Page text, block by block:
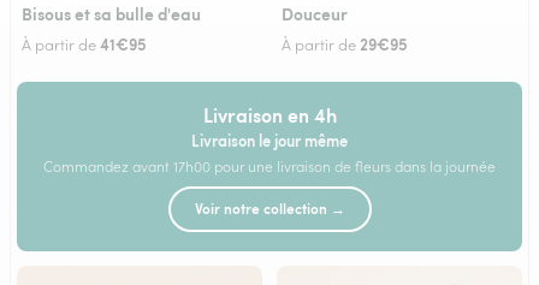
Bisous et sa bulle d'eau
À partir de41€95
Douceur
À partir de 29€95
Livraison en 4h
Livraison le jour même
Commandez avant 17h00 pour une livraison de fleurs dans la journée
Voir notre collection →